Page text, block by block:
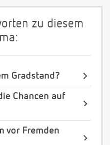
zu diesem
Gradstand?
Chancen auf
vor Fremden